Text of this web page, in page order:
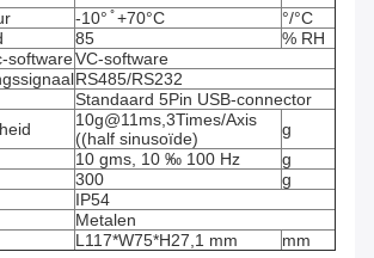
-10° ̊ +70°C
°/°C
85
% RH
softwareVC-software
RS485/RS232
Standaard 5Pin USB-connector
10g@11ms,3Times/Axis
((half sinusoïde)
g
10 gms, 10 ‰ 100 Hz
g
300
g
IP54
Metalen
L117*W75*H27,1 mm mm